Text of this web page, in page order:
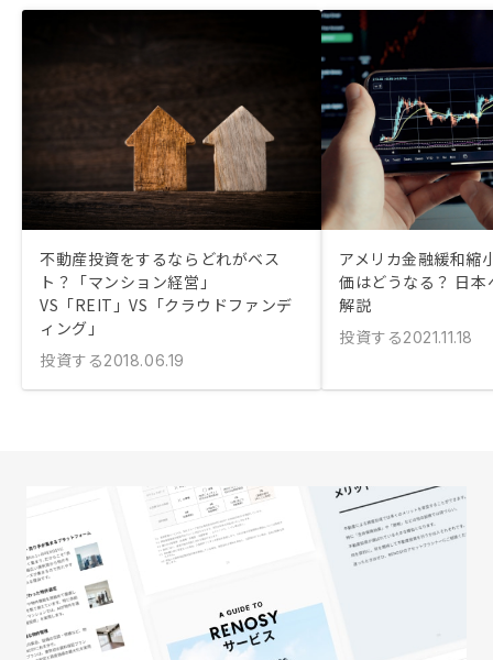
不動産投資をするならどれがベス
ト？「マンション経営」
VS「REIT」VS「クラウドファンデ
ィング」
投資する2018.06.19
アメリカ金融緩和縮
価はどうなる？ 日
解説
投資する2021.11.18